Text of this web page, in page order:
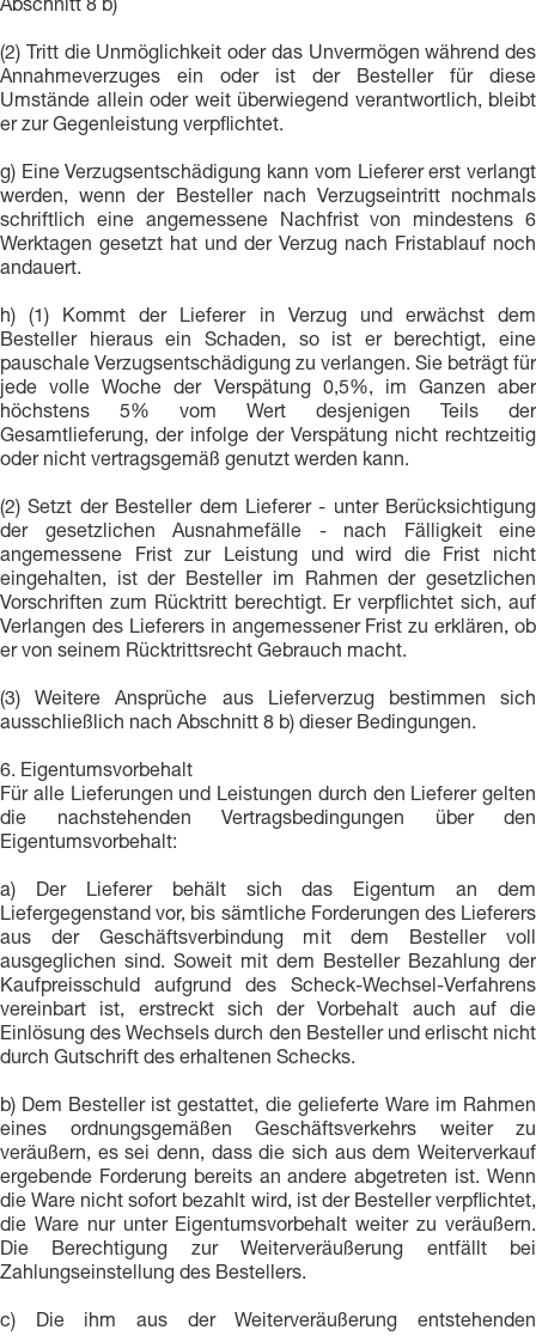
Abschnitt 8 b)
(2) Tritt die Unmöglichkeit oder das Unvermögen während des
Annahmeverzuges ein oder ist der Besteller für diese
Umstände allein oder weit überwiegend verantwortlich, bleibt
er zur Gegenleistung verpflichtet.
g) Eine Verzugsentschädigung kann vom Lieferer erst verlangt
werden, wenn der Besteller nach Verzugseintritt nochmals
schriftlich eine angemessene Nachfrist von mindestens 6
Werktagen gesetzt hat und der Verzug nach Fristablauf noch
andauert.
h) (1) Kommt der Lieferer in Verzug und erwächst dem
Besteller hieraus ein Schaden, so ist er berechtigt, eine
pauschale Verzugsentschädigung zu verlangen. Sie beträgt für
jede volle Woche der Verspätung 0,5%, im Ganzen aber
höchstens 5% vom Wert desjenigen Teils der
Gesamtlieferung, der infolge der Verspätung nicht rechtzeitig
oder nicht vertragsgemäß genutzt werden kann.
(2) Setzt der Besteller dem Lieferer - unter Berücksichtigung
der gesetzlichen Ausnahmefälle - nach Fälligkeit eine
angemessene Frist zur Leistung und wird die Frist nicht
eingehalten, ist der Besteller im Rahmen der gesetzlichen
Vorschriften zum Rücktritt berechtigt. Er verpflichtet sich, auf
Verlangen des Lieferers in angemessener Frist zu erklären, ob
er von seinem Rücktrittsrecht Gebrauch macht.
(3) Weitere Ansprüche aus Lieferverzug bestimmen sich
ausschließlich nach Abschnitt 8 b) dieser Bedingungen.
6. Eigentumsvorbehalt
Für alle Lieferungen und Leistungen durch den Lieferer gelten
die nachstehenden Vertragsbedingungen über den
Eigentumsvorbehalt:
a) Der Lieferer behält sich das Eigentum an dem
Liefergegenstand vor, bis sämtliche Forderungen des Lieferers
aus der Geschäftsverbindung mit dem Besteller voll
ausgeglichen sind. Soweit mit dem Besteller Bezahlung der
Kaufpreisschuld aufgrund des Scheck-Wechsel-Verfahrens
vereinbart ist, erstreckt sich der Vorbehalt auch auf die
Einlösung des Wechsels durch den Besteller und erlischt nicht
durch Gutschrift des erhaltenen Schecks.
b) Dem Besteller ist gestattet, die gelieferte Ware im Rahmen
eines ordnungsgemäßen Geschäftsverkehrs weiter zu
veräußern, es sei denn, dass die sich aus dem Weiterverkauf
ergebende Forderung bereits an andere abgetreten ist. Wenn
die Ware nicht sofort bezahlt wird, ist der Besteller verpflichtet,
die Ware nur unter Eigentumsvorbehalt weiter zu veräußern.
Die Berechtigung zur Weiterveräußerung entfällt bei
Zahlungseinstellung des Bestellers.
c) Die ihm aus der Weiterveräußerung entstehenden